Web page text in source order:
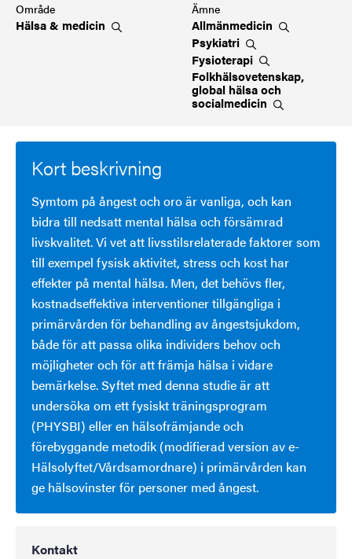
Område
Hälsa & medicin
Ämne
Allmänmedicin
Psykiatri
Fysioterapi
Folkhälsovetenskap,
global hälsa och
socialmedicin
Kort beskrivning
Symtom på ångest och oro är vanliga, och kan
bidra till nedsatt mental hälsa och försämrad
livskvalitet. Vi vet att livsstilsrelaterade faktorer som
till exempel fysisk aktivitet, stress och kost har
effekter på mental hälsa. Men, det behövs fler,
kostnadseffektiva interventioner tillgängliga i
primärvården för behandling av ångestsjukdom,
både för att passa olika individers behov och
möjligheter och för att främja hälsa i vidare
bemärkelse. Syftet med denna studie är att
undersöka om ett fysiskt träningsprogram
(PHYSBI) eller en hälsofrämjande och
förebyggande metodik (modifierad version av e-
Hälsolyftet/Vårdsamordnare) i primärvården kan
ge hälsovinster för personer med ångest.
Kontakt